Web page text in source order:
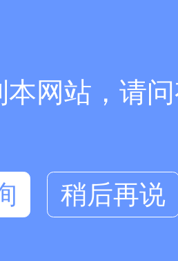
本网站，请
稍后再说